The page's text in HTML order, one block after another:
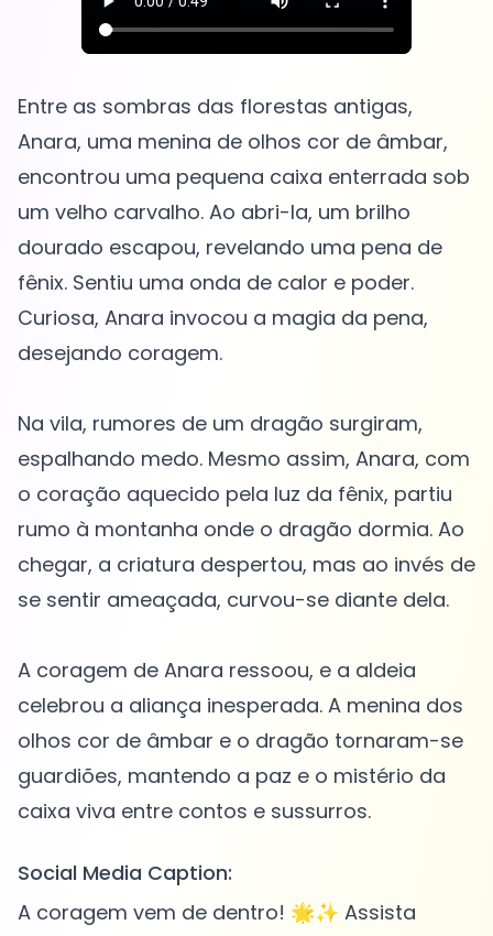
Entre as sombras das florestas antigas,
Anara, uma menina de olhos cor de âmbar,
encontrou uma pequena caixa enterrada sob
um velho carvalho. Ao abri-la, um brilho
dourado escapou, revelando uma pena de
fênix. Sentiu uma onda de calor e poder.
Curiosa, Anara invocou a magia da pena,
desejando coragem.
Na vila, rumores de um dragão surgiram,
espalhando medo. Mesmo assim, Anara, com
o coração aquecido pela luz da fênix, partiu
rumo à montanha onde o dragão dormia. Ao
chegar, a criatura despertou, mas ao invés de
se sentir ameaçada, curvou-se diante dela.
A coragem de Anara ressoou, e a aldeia
celebrou a aliança inesperada. A menina dos
olhos cor de âmbar e o dragão tornaram-se
guardiões, mantendo a paz e o mistério da
Social Media Caption:
A coragem vem de dentro! 🌟✨ Assista